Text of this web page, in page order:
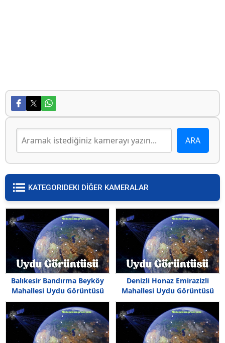
KATEGORIDEKI DİĞER KAMERALAR
Balıkesir Bandırma Beyköy
Mahallesi Uydu Görüntüsü
Denizli Honaz Emirazizli
Mahallesi Uydu Görüntüsü